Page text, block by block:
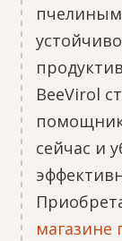
BeeVirol
сейчас и
магазине